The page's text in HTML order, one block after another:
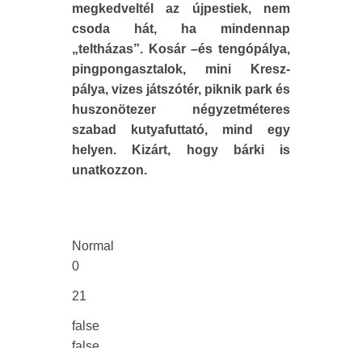
megkedveltél az újpestiek, nem
csoda hát, ha mindennap
„teltházas”. Kosár –és tengópálya,
pingpongasztalok, mini Kresz-
pálya, vizes játszótér, piknik park és
huszonötezer négyzetméteres
szabad kutyafuttató, mind egy
helyen. Kizárt, hogy bárki is
unatkozzon.
Normal
0
21
false